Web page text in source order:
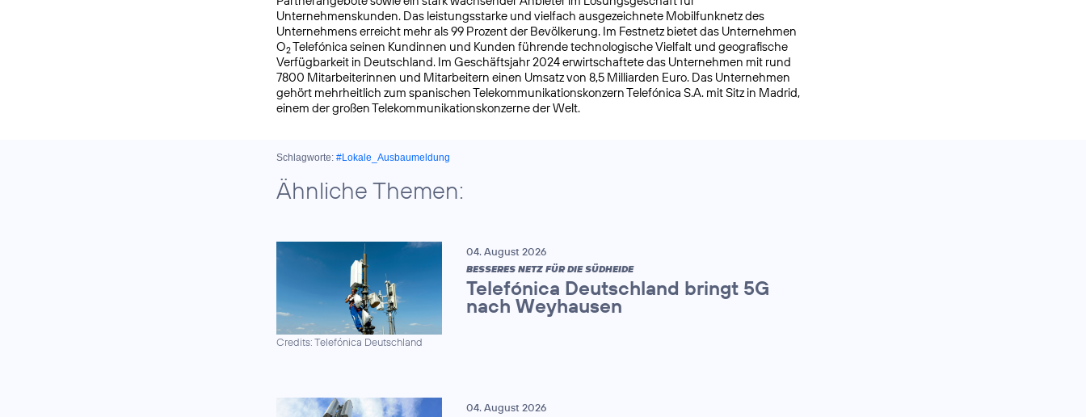
Unternehmenskunden. Das leistungsstarke und vielfach ausgezeichnete Mobilfunknetz des
Unternehmens erreicht mehr als 99 Prozent der Bevölkerung. Im Festnetz bietet das Unternehmen
O2Telefónica seinen Kundinnen und Kunden führende technologische Vielfalt und geografische
Verfügbarkeit in Deutschland. Im Geschäftsjahr 2024 erwirtschaftete das Unternehmen mit rund
7800 Mitarbeiterinnen und Mitarbeitern einen Umsatz von 8,5 Milliarden Euro. Das Unternehmen
gehört mehrheitlich zum spanischen Telekommunikationskonzern Telefónica S.A. mit Sitz in Madrid,
einem der großen Telekommunikationskonzerne der Welt.
Schlagworte: #Lokale_Ausbaumeldung
Ähnliche Themen:
Credits: Telefónica Deutschland
04. August 2026
BESSERES NETZ FÜR DIE SÜDHEIDE
Telefónica Deutschland bringt 5G
nach Weyhausen
04. August 2026